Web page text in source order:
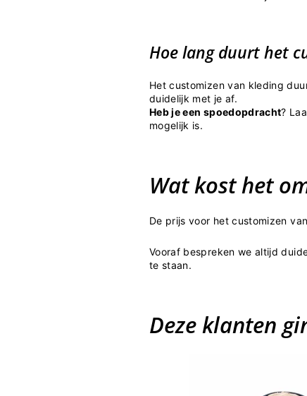
Hoe lang duurt het
Het customizen van kleding
duidelijk met je af.
Heb je een spoedopdracht?
mogelijk is.
Wat kost het
De prijs voor het customizen
Vooraf bespreken we altijd
te staan.
Deze klanten